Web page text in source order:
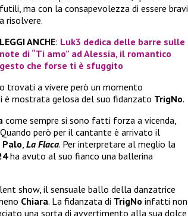
futili, ma con la consapevolezza di essere bravi
a risolvere.
LEGGI ANCHE: Luk3 dedica delle barre sulle
note di “Ti amo” ad Alessia, il romantico
gesto che forse ti è sfuggito
trovati a vivere però un momento
è mostrata gelosa del suo fidanzato TrigNo.
come sempre si sono fatti forza a vicenda,
però per il cantante è arrivato il
Palo, La Flaca. Per interpretare al meglio la
ha avuto al suo fianco una ballerina
show, il sensuale ballo della danzatrice
Chiara. La fidanzata di TrigNo infatti non
una sorta di avvertimento alla sua dolce